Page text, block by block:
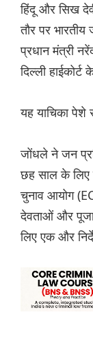
हिंदू और सिख
तौर पर भारतीय
प्रधान मंत्री
दिल्ली
यह याचिका
जोंधले ने जन
छह साल के लिए
चुनाव आयोग
देवताओं और
लिए एक और